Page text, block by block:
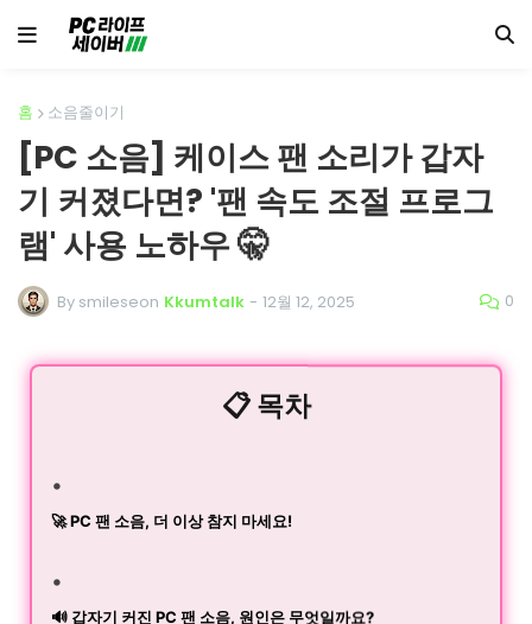
홈 소음줄이기
[PC 소음] 케이스 팬 소리가 갑자
기 커졌다면? '팬 속도 조절 프로그
램' 사용 노하우 🤫
By smileseon Kkumtalk - 12월 12, 2025 0
📋 목차
🚀 PC 팬 소음, 더 이상 참지 마세요!